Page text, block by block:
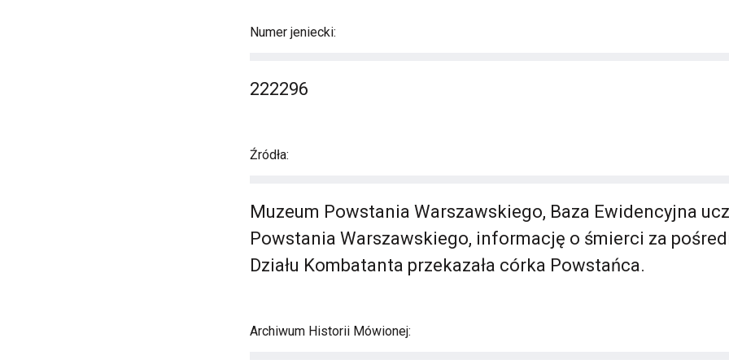
Numer jeniecki:
222296
Źródła:
Muzeum Powstania Warszawskiego, Baza Ewidencyjna
Powstania Warszawskiego, informację o śmierci za
Działu Kombatanta przekazała córka Powstańca.
Archiwum Historii Mówionej: